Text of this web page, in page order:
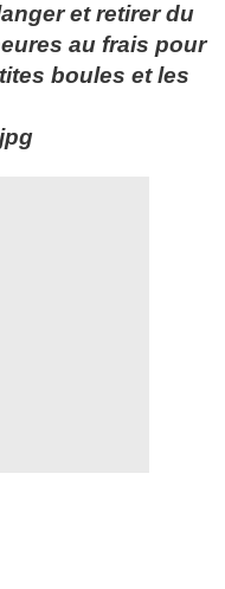
et retirer du
au frais pour
boules et les